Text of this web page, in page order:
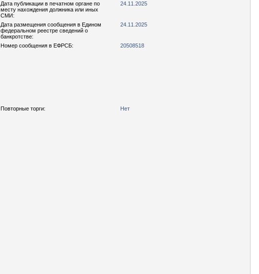
Дата публикации в печатном органе по
месту нахождения должника или иных
СМИ:
24.11.2025
Дата размещения сообщения в Едином
федеральном реестре сведений о
банкротстве:
24.11.2025
Номер сообщения в ЕФРСБ: 20508518
Повторные торги: Нет